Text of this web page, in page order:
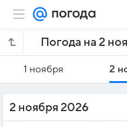
Погода на 2
1 ноября 2
2 ноября 2026